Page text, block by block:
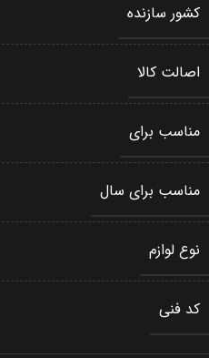
کشور سازنده
اصالت کالا
مناسب برای
مناسب برای سال
نوع لوازم
کد فنی